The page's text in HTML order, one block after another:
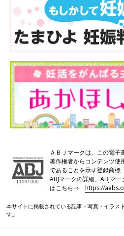
ＡＢＪマークは、この電子
著作権者からコンテンツ使
であることを示す登録商標
ABJマークの詳細、ABJマ
はこちら→https://
本サイトに掲載されている記事・写真・イラス
す。